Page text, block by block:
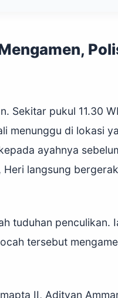
Sekitar pukul 11.30
menunggu di lokasi
ayahnya
langsung
tuduhan penculikan.
tersebut
II, Adityan